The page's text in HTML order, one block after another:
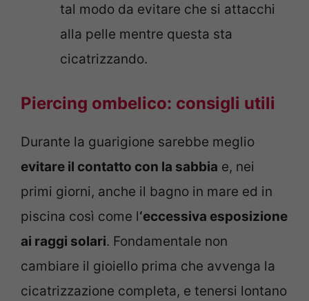
tal modo da evitare che si attacchi
alla pelle mentre questa sta
cicatrizzando.
Piercing ombelico: consigli utili
Durante la guarigione sarebbe meglio
evitare il contatto con la sabbia e, nei
primi giorni, anche il bagno in mare ed in
piscina così come l‘eccessiva esposizione
ai raggi solari. Fondamentale non
cambiare il gioiello prima che avvenga la
cicatrizzazione completa, e tenersi lontano